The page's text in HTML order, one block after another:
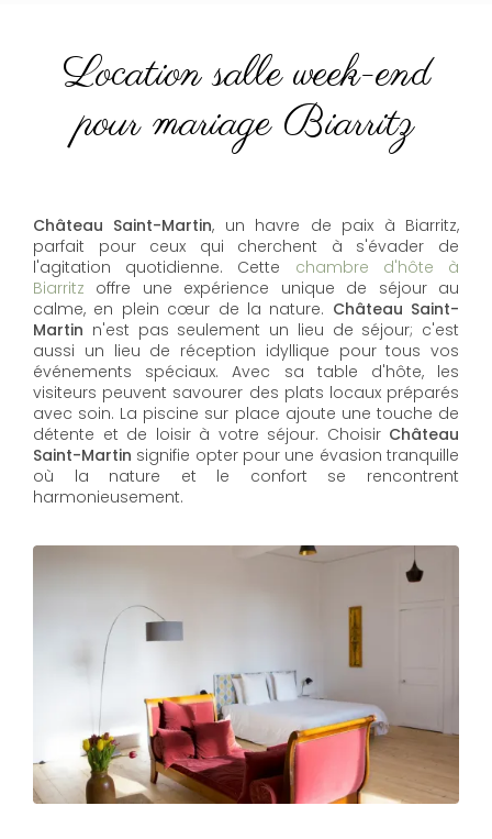
Location salle week-end
pour mariage Biarritz
Château Saint-Martin, un havre de paix à Biarritz,
parfait pour ceux qui cherchent à s'évader de
l'agitation quotidienne. Cette chambre d'hôte à
Biarritz offre une expérience unique de séjour au
calme, en plein cœur de la nature. Château Saint-
Martin n'est pas seulement un lieu de séjour; c'est
aussi un lieu de réception idyllique pour tous vos
événements spéciaux. Avec sa table d'hôte, les
visiteurs peuvent savourer des plats locaux préparés
avec soin. La piscine sur place ajoute une touche de
détente et de loisir à votre séjour. ChoisirChâteau
Saint-Martin signifie opter pour une évasion tranquille
où la nature et le confort se rencontrent
harmonieusement.